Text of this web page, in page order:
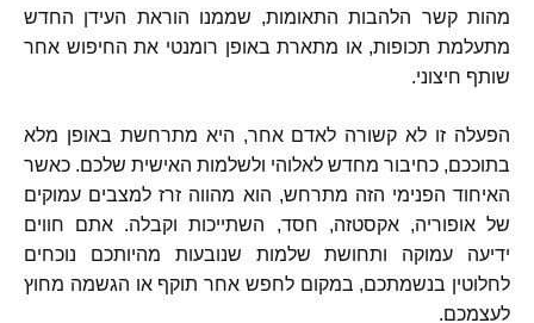
מהות קשר הלהבות התאומות, שממנו הוראת העידן החדש
מתעלמת תכופות,או מתארת באופן רומנטי את החיפוש אחר
שותף חיצוני.
הפעלה זו לא קשורה לאדם אחר, היא מתרחשת באופן מלא
בתוככם, כחיבור מחדש לאלוהי ולשלמות האישית שלכם. כאשר
האיחוד הפנימי הזה מתרחש, הוא מהווה זרז למצבים עמוקים
של אופוריה,אקסטזה, חסד, השתייכות וקבלה. אתם חווים
ידיעה עמוקה ותחושת שלמות שנובעות מהיותכם נוכחים
לחלוטין בנשמתכם, במקום לחפש אחר תוקף או הגשמה מחוץ
לעצמכם.